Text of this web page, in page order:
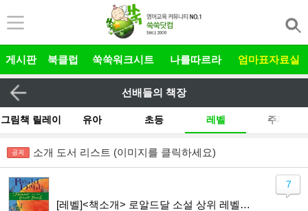
게시판 북클럽 쑥쑥워크시트 나를따르라 엄마표자료실
선배들의 책장
그림책 릴레이 유아 초등 레벨 주제
출판사 기타 전체
소개 도서 리스트 (이미지를 클릭하세요)
[레벨]<책소개> 로알드달 소설 상위 레벨 분석.. ^_^
7